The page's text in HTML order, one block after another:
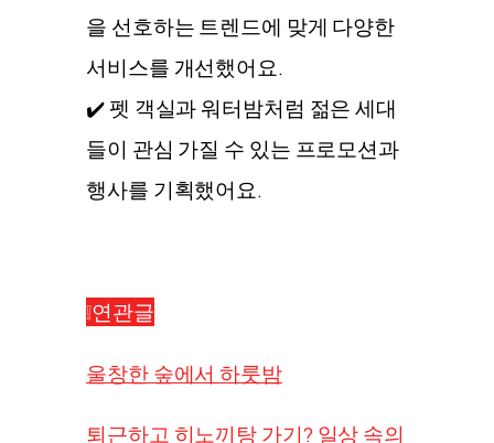
을 선호하는 트렌드에 맞게 다양한
서비스를 개선했어요.
✔️ 펫 객실과 워터밤처럼 젊은 세대
들이 관심 가질 수 있는 프로모션과
행사를 기획했어요.
❕연관글
울창한 숲에서 하룻밤
퇴근하고 히노끼탕 가기? 일상 속의